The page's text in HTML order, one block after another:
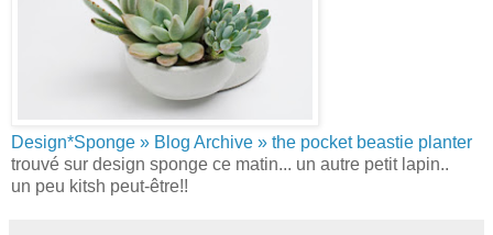
Design*Sponge » Blog Archive » the pocket beastie planter
trouvé sur design sponge ce matin... un autre petit lapin..
un peu kitsh peut-être!!